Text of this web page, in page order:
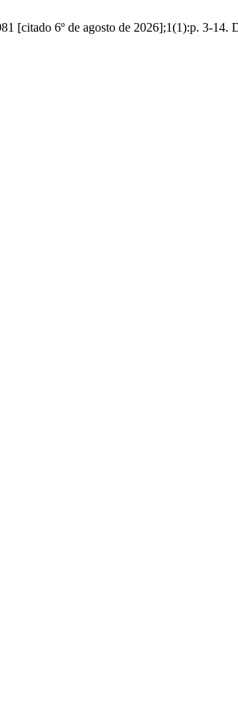
[citado 6º de agosto de 2026];1(1):p. 3-